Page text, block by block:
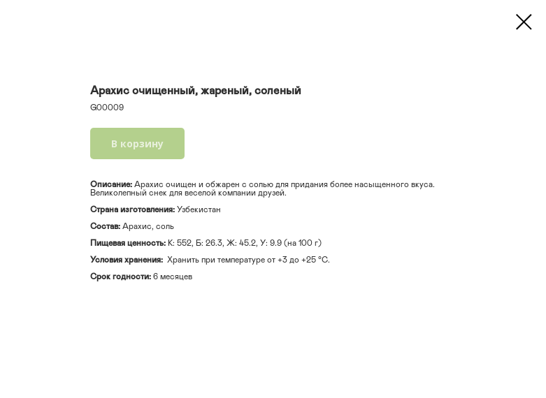
Арахис очищенный, жареный, соленый
G00009
В корзину
Описание: Арахис очищен и обжарен с солью для придания более насыщенного вкуса.
Великолепный снек для веселой компании друзей.
Страна изготовления: Узбекистан
Состав: Арахис, соль
Пищевая ценность: К: 552, Б: 26.3, Ж: 45.2, У: 9.9 (на 100 г)
Условия хранения: Хранить при температуре от +3 до +25 °С.
Срок годности: 6 месяцев